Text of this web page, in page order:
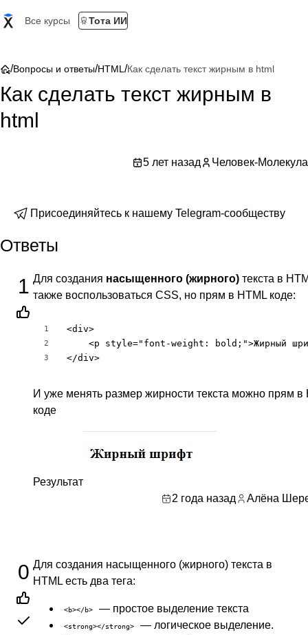
Все курсы Тота ИИ
/Вопросы и ответы/HTML /Как сделать текст жирным в html
Как сделать текст жирным в
html
5 лет назад Человек-Молекула
Присоединяйтесь к нашему Telegram-сообществу
Ответы
1 Для создания насыщенного (жирного) текста в
также воспользоваться CSS, но прям в HTML коде:
1
2
3
<div>
<p style="font-weight: bold;">Жирный
</div>
И уже менять размер жирности текста можно прям в
коде
Результат
2 года назад
Алёна
0 Для создания насыщенного (жирного) текста в
HTML есть два тега:
<b></b> — простое выделение текста
<strong></strong>
— логическое выделение.